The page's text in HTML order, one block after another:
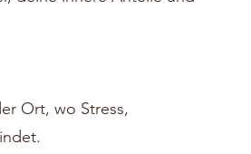
Ort, wo Stress,